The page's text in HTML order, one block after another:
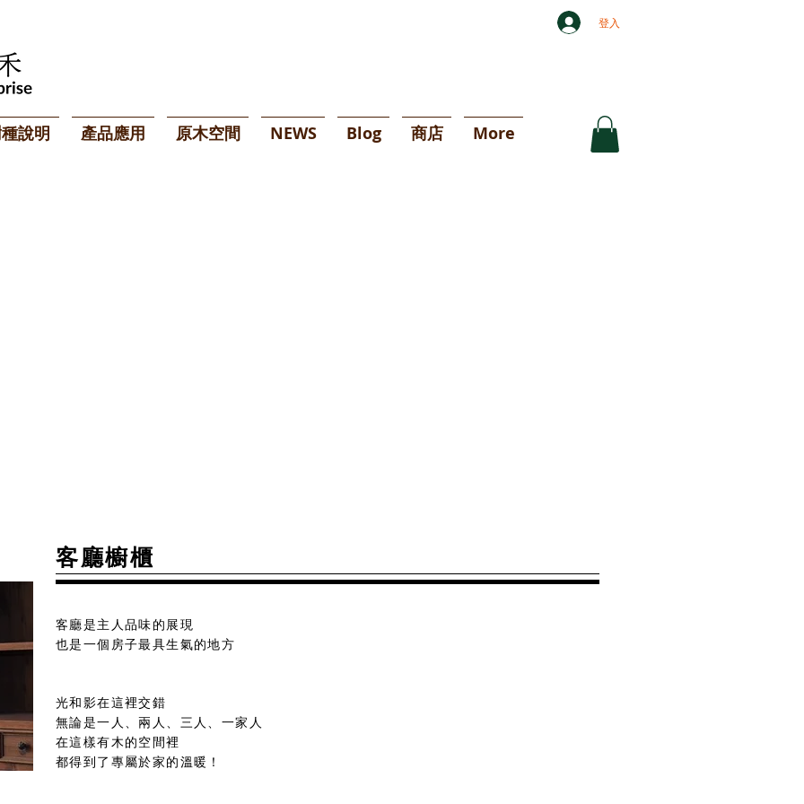
登入
說明 產品應用 原木空間 NEWS Blog 商店 More
​客廳櫥櫃
客廳是主人品味的展現
也是一個房子最具生氣的地方
光和影在這裡交錯
無論是一人、兩人、三人、一家人
在這樣有木的空間裡
都得到了專屬於家的溫暖！